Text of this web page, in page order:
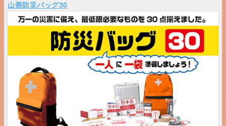
山善防災バッグ30